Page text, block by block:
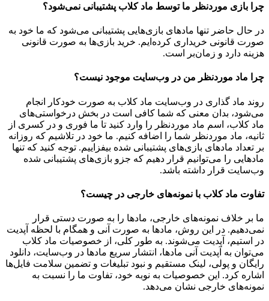
چرا بازی موردنظر ما توسط ماد کلاب پشتیبانی نمی‌شود؟
در حال حاضر تنها مادهای بازی‌هایی پشتیبانی می‌شود که ما خود به
صورت قانونی خریداری کرده‌ایم. خرید بازی‌ها به صورت قانونی
هزینه دارد و زمان‌بر است.
چرا ماد موردنظر من در وب‌سایت موجود نیست؟
روند ماد گذاری در وب‌سایت ماد کلاب به صورت خودکار انجام
می‌شود، بدان معنی که شما کافی است در بخش درخواستی‌های
ماد کلاب، اسم ماد موردنظر را وارد کنید تا ما فوری و در کسری از
ثانیه، ماد موردنظر شما را اضافه کنیم. ما خود در تلاشیم که روزانه
بر تعداد مادهای بازی‌های پشتیبانی شده بیفزاییم. توجه کنید که تنها
مادهایی را می‌توانیم قرار دهیم که جزو بازی‌های پشتیبانی شده
وب‌سایت قرار داشته باشد.
تفاوت ماد کلاب با نمونه‌های خارجی در چیست؟
ما بر خلاف نمونه‌های خارجی، مادها را به صورت دستی قرار
نمی‌دهیم. در این روش، مادها به صورت آنی و همگام با لحظه آپدیت
در استیم، آپدیت می‌شوند. به طور کلی، از خصوصیات ماد کلاب
می‌‌توان به آپدیت آنی مادها، انتشار سریع مادها در وب‌سایت، دانلود
رایگان و پولی، لینک مستقیم و نبود تبلیغات و تضمین سلامت فایل‌ها
اشاره کرد. این خصوصیات به نوبه خود، تفاوت ما را نسبت به
نمونه‌های خارجی نشان می‌دهد.